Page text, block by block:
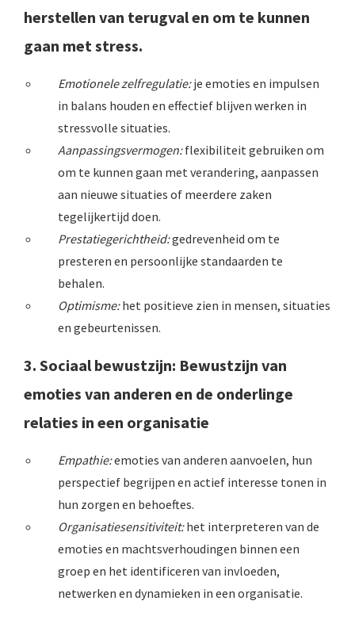
herstellen van terugval en om te kunnen
gaan met stress.
Emotionele zelfregulatie:je emoties en impulsen
in balans houden en effectief blijven werken in
stressvolle situaties.
Aanpassingsvermogen:flexibiliteit gebruiken om
om te kunnen gaan met verandering, aanpassen
aan nieuwe situaties of meerdere zaken
tegelijkertijd doen.
Prestatiegerichtheid:gedrevenheid om te
presteren en persoonlijke standaarden te
behalen.
Optimisme:het positieve zien in mensen, situaties
en gebeurtenissen.
3. Sociaal bewustzijn: Bewustzijn van
emoties van anderen en de onderlinge
relaties in een organisatie
Empathie:emoties van anderen aanvoelen, hun
perspectief begrijpen en actief interesse tonen in
hun zorgen en behoeftes.
Organisatiesensitiviteit:het interpreteren van de
emoties en machtsverhoudingen binnen een
groep en het identificeren van invloeden,
netwerken en dynamieken in een organisatie.